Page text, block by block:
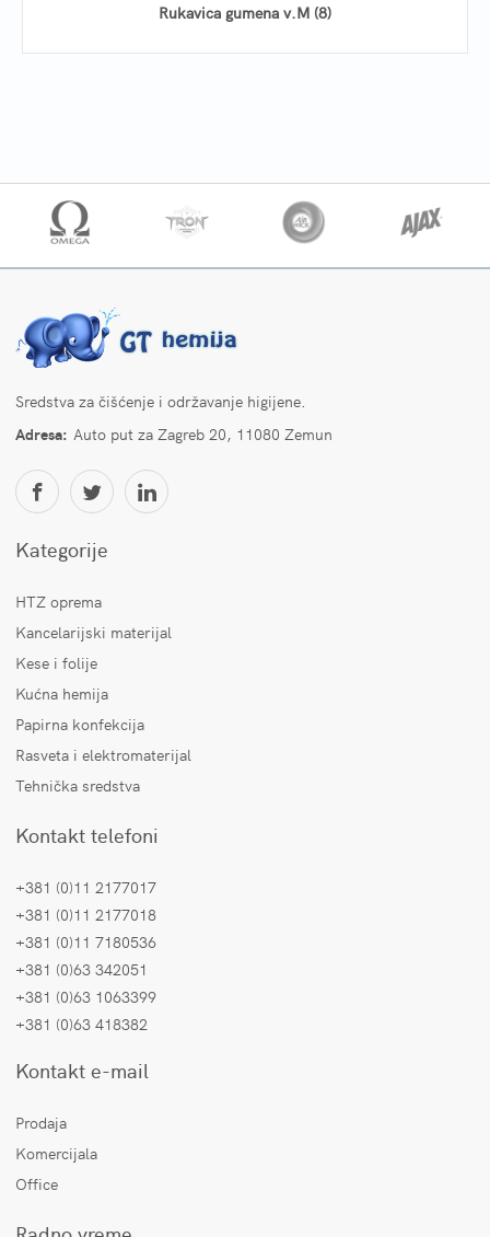
Rukavica gumena v.M (8)
Sredstva za čišćenje i održavanje higijene.
Adresa: Auto put za Zagreb 20, 11080 Zemun
Kategorije
HTZ oprema
Kancelarijski materijal
Kese i folije
Kućna hemija
Papirna konfekcija
Rasveta i elektromaterijal
Tehnička sredstva
Kontakt telefoni
+381 (0)11 2177017
+381 (0)11 2177018
+381 (0)11 7180536
+381 (0)63 342051
+381 (0)63 1063399
+381 (0)63 418382
Kontakt e-mail
Prodaja
Komercijala
Office